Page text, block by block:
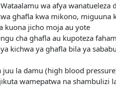
wa afya
ghafla kwa mikono, miguuna
kuona jicho moja au yote
cha ghafla au kupoteza
kichwa ya ghafla bila ya
juu la damu (high blood
wamepatwa na shambulizi